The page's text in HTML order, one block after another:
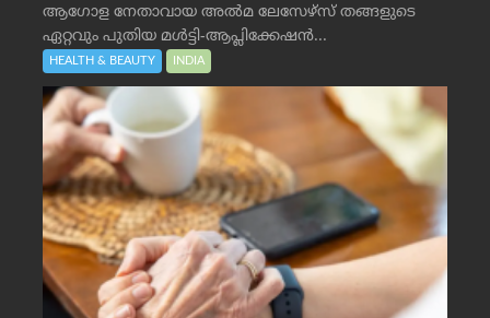
ആഗോള നേതാവായ അൽമ ലേസേഴ്സ് തങ്ങളുടെ
ഏറ്റവും പുതിയ മൾട്ടി-ആപ്ലിക്കേഷൻ...
HEALTH & BEAUTY INDIA